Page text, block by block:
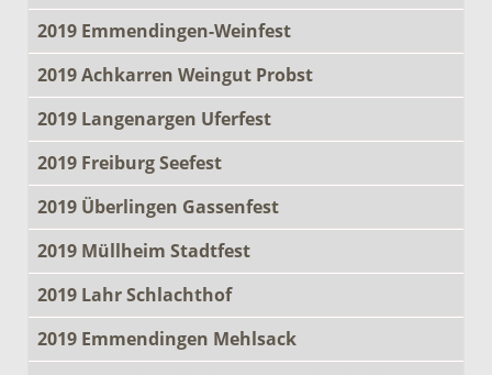
2019 Emmendingen-Weinfest
2019 Achkarren Weingut Probst
2019 Langenargen Uferfest
2019 Freiburg Seefest
2019 Überlingen Gassenfest
2019 Müllheim Stadtfest
2019 Lahr Schlachthof
2019 Emmendingen Mehlsack